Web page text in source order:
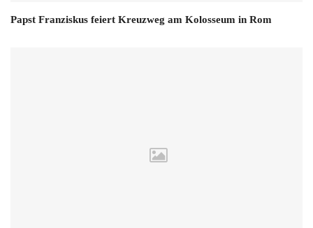
Papst Franziskus feiert Kreuzweg am Kolosseum in Rom